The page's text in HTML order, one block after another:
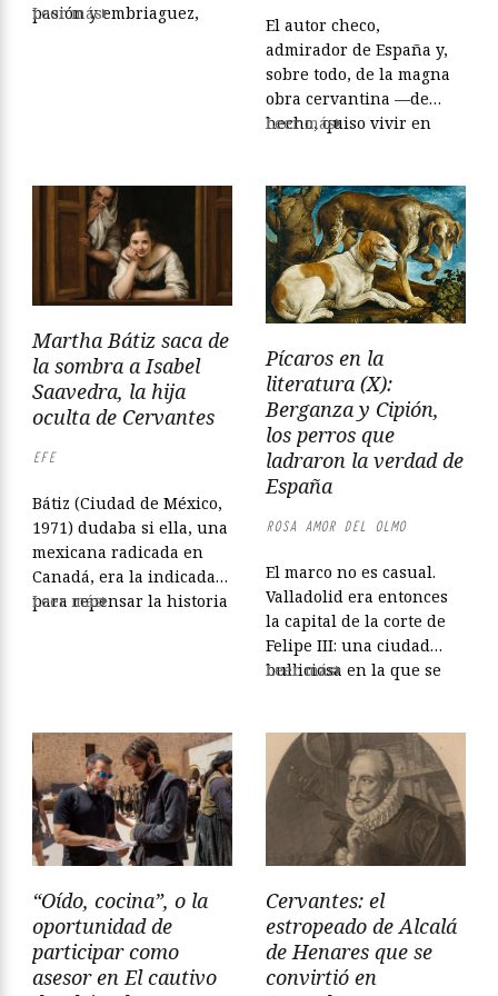
pasión y embriaguez,
inspiración. El proceso de
escritura de Madame
Bovary está documentado
gracias a la
correspondencia que el
escritor normando...
Leer más
El autor checo,
admirador de España y,
sobre todo, de la magna
obra cervantina —de
hecho, quiso vivir en
dejó escrito que “la
mayor desgracia de don
Quijote no fue su
fantasía, sino Sancho
Panza”, palabras con las
que carga contra el
y letal —esos...
Leer más
Martha Bátiz saca de
la sombra a Isabel
Saavedra, la hija
oculta de Cervantes
EFE
Bátiz (Ciudad de México,
1971) dudaba si ella, una
mexicana radicada en
Canadá, era la indicada
para repensar la historia
matrimonio ni como
“libertina” por haber
crecido en una taberna
junto a su madre Ana de
Villafranca,...
Leer más
Pícaros en la
literatura (X):
Berganza y Cipión,
los perros que
ladraron la verdad de
España
ROSA AMOR DEL OLMO
El marco no es casual.
Valladolid era entonces
la capital de la corte de
Felipe III: una ciudad
bulliciosa en la que se
comerciantes, pícaros,
brujas y mendigos. En
ese espacio de contrastes,
donde la pompa
cortesana convivía con la
miseria callejera, sitúa
Cervantes el diálogo de
sus perros. El hospital...
Leer más
“Oído, cocina”, o la
oportunidad de
participar como
asesor en El cautivo
Cervantes: el
estropeado de Alcalá
de Henares que se
convirtió en